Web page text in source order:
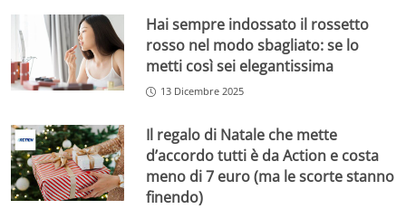
Hai sempre indossato il rossetto
rosso nel modo sbagliato: se lo
metti così sei elegantissima
13 Dicembre 2025
Il regalo di Natale che mette
d’accordo tutti è da Action e costa
meno di 7 euro (ma le scorte stanno
finendo)